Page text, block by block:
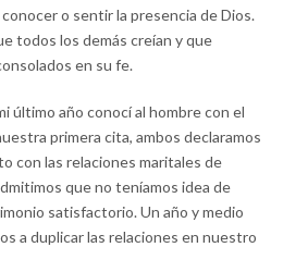
o sentir la presencia de Dios.
todos los demás creían y que
en su fe.
último año conocí al hombre con el
primera cita, ambos declaramos
con las relaciones maritales de
que no teníamos idea de
satisfactorio. Un año y medio
a duplicar las relaciones en nuestro